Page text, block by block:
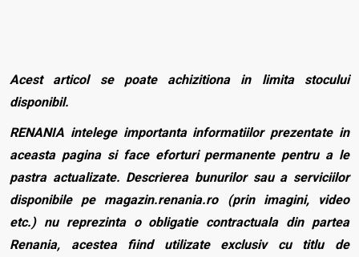
Acest articol se poate achizitiona in limita stocului
disponibil.
RENANIA intelege importanta informatiilor prezentate in
aceasta pagina si face eforturi permanente pentru a le
pastra actualizate. Descrierea bunurilor sau a serviciilor
disponibile pe magazin.renania.ro (prin imagini, video
etc.) nu reprezinta o obligatie contractuala din partea
Renania, acestea fiind utilizate exclusiv cu titlu de